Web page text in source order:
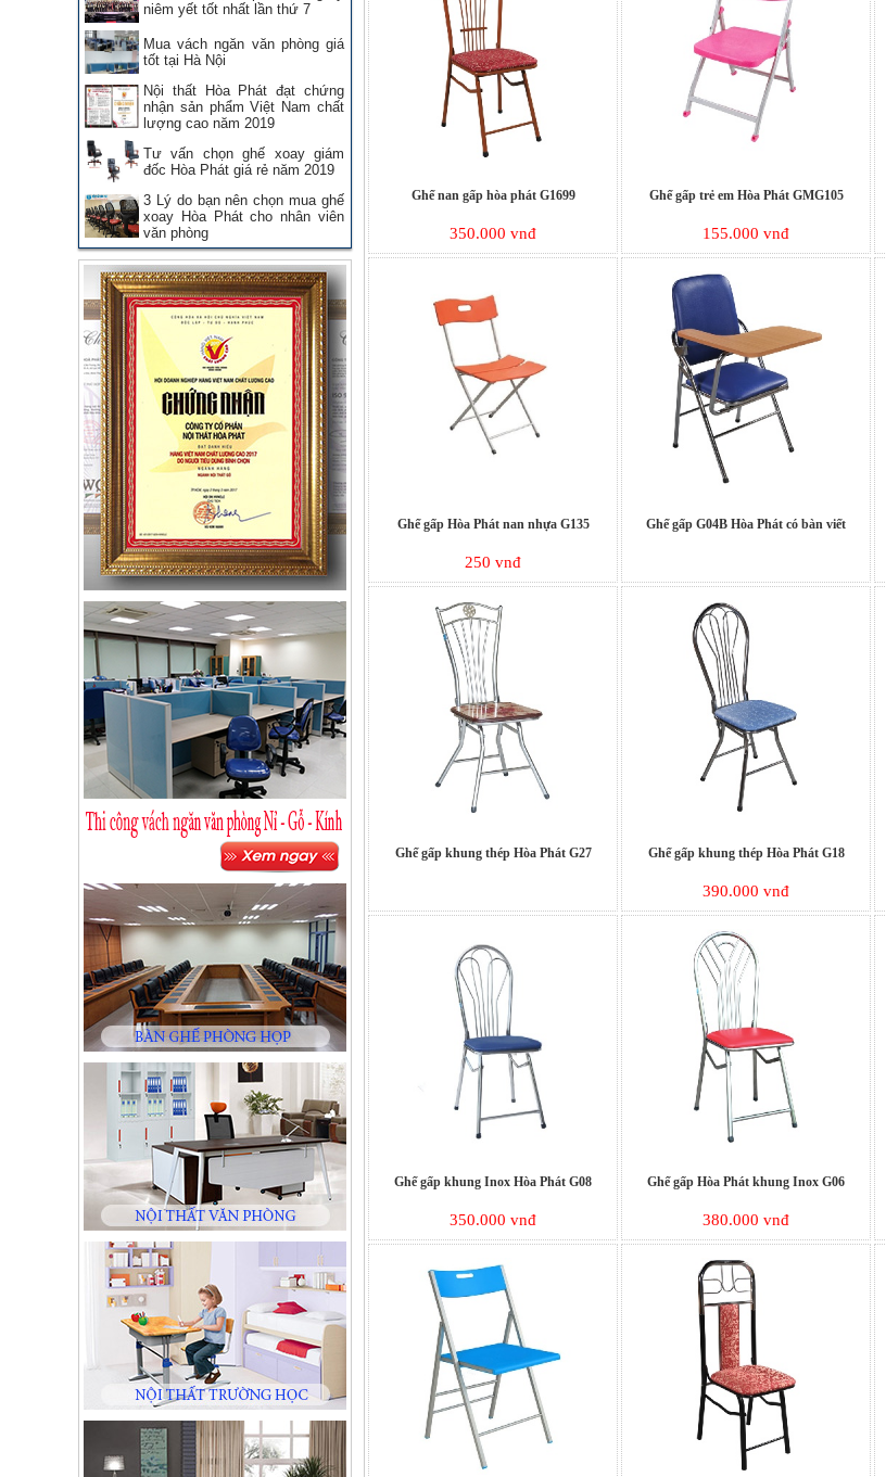
niêm yết tốt nhất lần thứ 7
Mua vách ngăn văn phòng giá
tốt tại Hà Nội
Nội thất Hòa Phát đạt chứng
nhận sản phẩm Việt Nam chất
lượng cao năm 2019
Tư vấn chọn ghế xoay giám
đốc Hòa Phát giá rẻ năm 2019
3 Lý do bạn nên chọn mua ghế
xoay Hòa Phát cho nhân viên
văn phòng
Ghế nan gấp hòa phát G1699
350.000 vnđ
Ghế gấp trẻ em Hòa Phát GMG105
155.000 vnđ
Ghế gấp Hòa Phát nan nhựa G135
250 vnđ
Ghế gấp G04B Hòa Phát có bàn viết
Ghế gấp khung thép Hòa Phát G27 Ghế gấp khung thép Hòa Phát G18
390.000 vnđ
Ghế gấp khung Inox Hòa Phát G08
350.000 vnđ
Ghế gấp Hòa Phát khung Inox G06
380.000 vnđ